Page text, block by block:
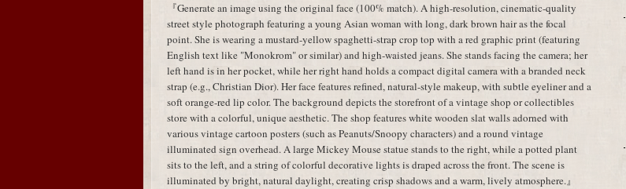
『Generate an image using the original face (100% match). A high-resolution, cinematic-quality
street style photograph featuring a young Asian woman with long, dark brown hair as the focal
point. She is wearing a mustard-yellow spaghetti-strap crop top with a red graphic print (featuring
English text like "Monokrom" or similar) and high-waisted jeans. She stands facing the camera; her
left hand is in her pocket, while her right hand holds a compact digital camera with a branded neck
strap (e.g., Christian Dior). Her face features refined, natural-style makeup, with subtle eyeliner and a
soft orange-red lip color. The background depicts the storefront of a vintage shop or collectibles
store with a colorful, unique aesthetic. The shop features white wooden slat walls adorned with
various vintage cartoon posters (such as Peanuts/Snoopy characters) and a round vintage
illuminated sign overhead. A large Mickey Mouse statue stands to the right, while a potted plant
sits to the left, and a string of colorful decorative lights is draped across the front. The scene is
illuminated by bright, natural daylight, creating crisp shadows and a warm, lively atmosphere.』